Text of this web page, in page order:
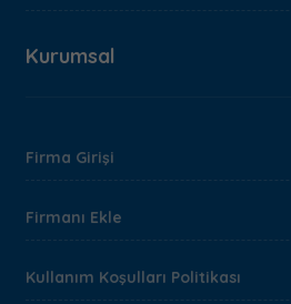
Kurumsal
Firma Girişi
Firmanı Ekle
Kullanım Koşulları Politikası